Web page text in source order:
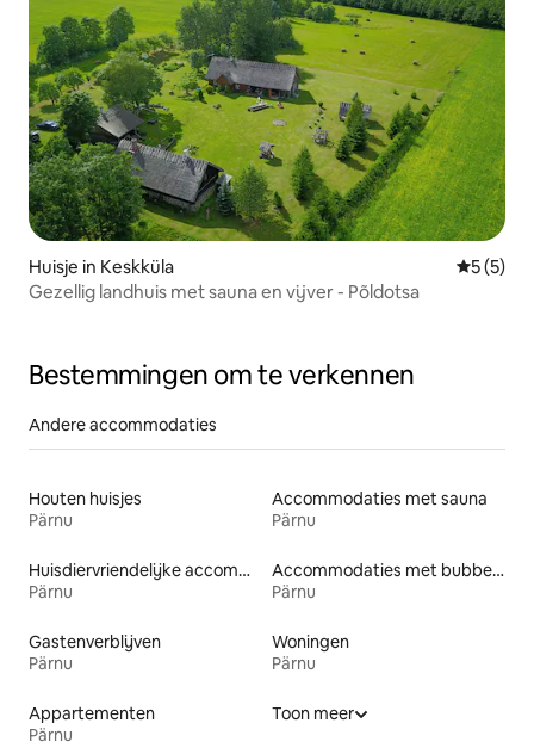
Huisje in Keskküla
5 (5)
Gezellig landhuis met sauna en vijver - Põldotsa
Bestemmingen om te verkennen
Andere accommodaties
Houten huisjes
Pärnu
Accommodaties met sauna
Pärnu
Huisdiervriendelijke accommodaties
Pärnu
Accommodaties met bubbelbad
Pärnu
Gastenverblijven
Pärnu
Woningen
Pärnu
Appartementen
Pärnu
Toon meer